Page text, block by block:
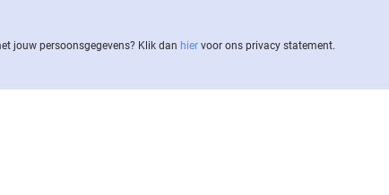
jouw per­soons­ge­ge­vens? Klik dan hier voor ons privacy statement.